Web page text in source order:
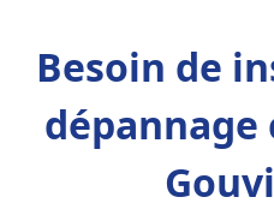
Besoin de
dépannage